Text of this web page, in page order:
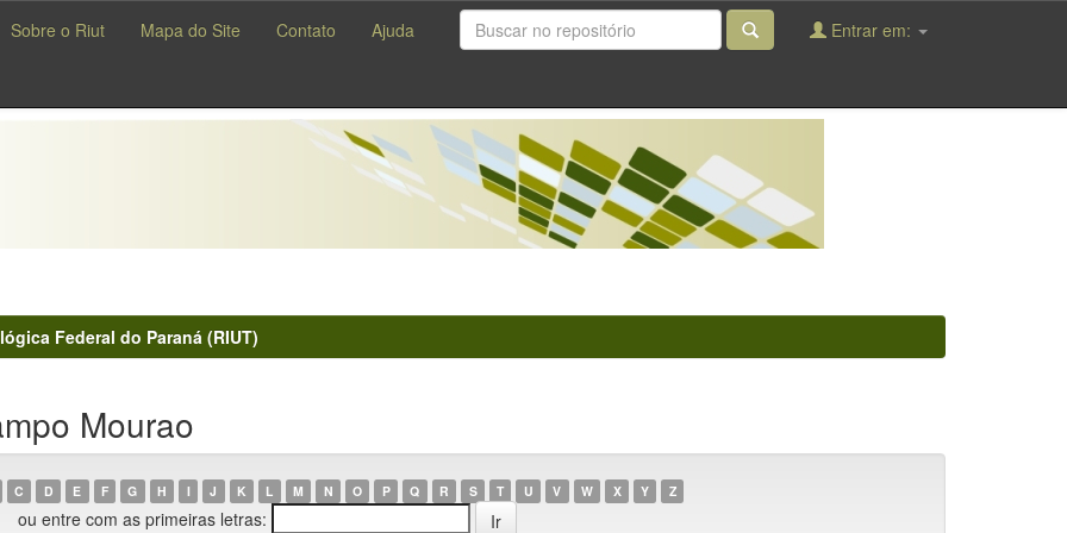
Sobre o Riut Mapa do Site Contato Ajuda Entrar em:
Federal do Paraná (RIUT)
Mourao
C D E F G H I J K L M N O P Q R S T U V W X Y Z
ou entre com as primeiras letras: